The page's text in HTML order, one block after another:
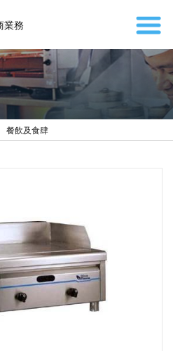
業務
餐飲及食肆